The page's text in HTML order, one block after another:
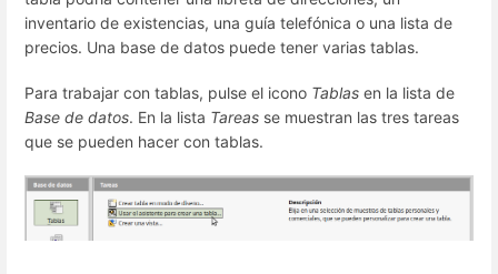
inventario de existencias, una guía telefónica o una lista de
precios. Una base de datos puede tener varias tablas.
Para trabajar con tablas, pulse el icono Tablas en la lista de
Base de datos. En la lista Tareas se muestran las tres tareas
que se pueden hacer con tablas.